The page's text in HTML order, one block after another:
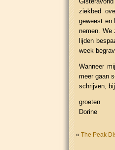
ziekbed
geweest en
nemen. We
lijden
week
Wanneer
meer gaan
schrijven,
groeten
Dorine
« The Peak